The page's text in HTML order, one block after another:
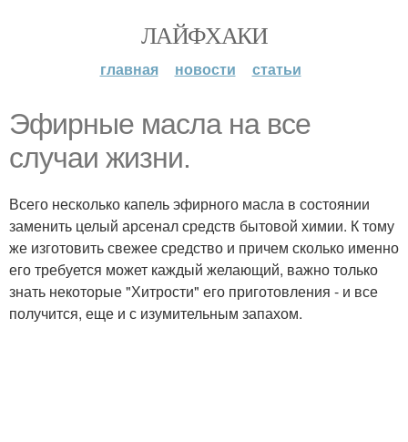
ЛАЙФХАКИ
главная новости статьи
Эфирные масла на все
случаи жизни.
Всего несколько капель эфирного масла в состоянии
заменить целый арсенал средств бытовой химии. К тому
же изготовить свежее средство и причем сколько именно
его требуется может каждый желающий, важно только
знать некоторые "Хитрости" его приготовления - и все
получится, еще и с изумительным запахом.